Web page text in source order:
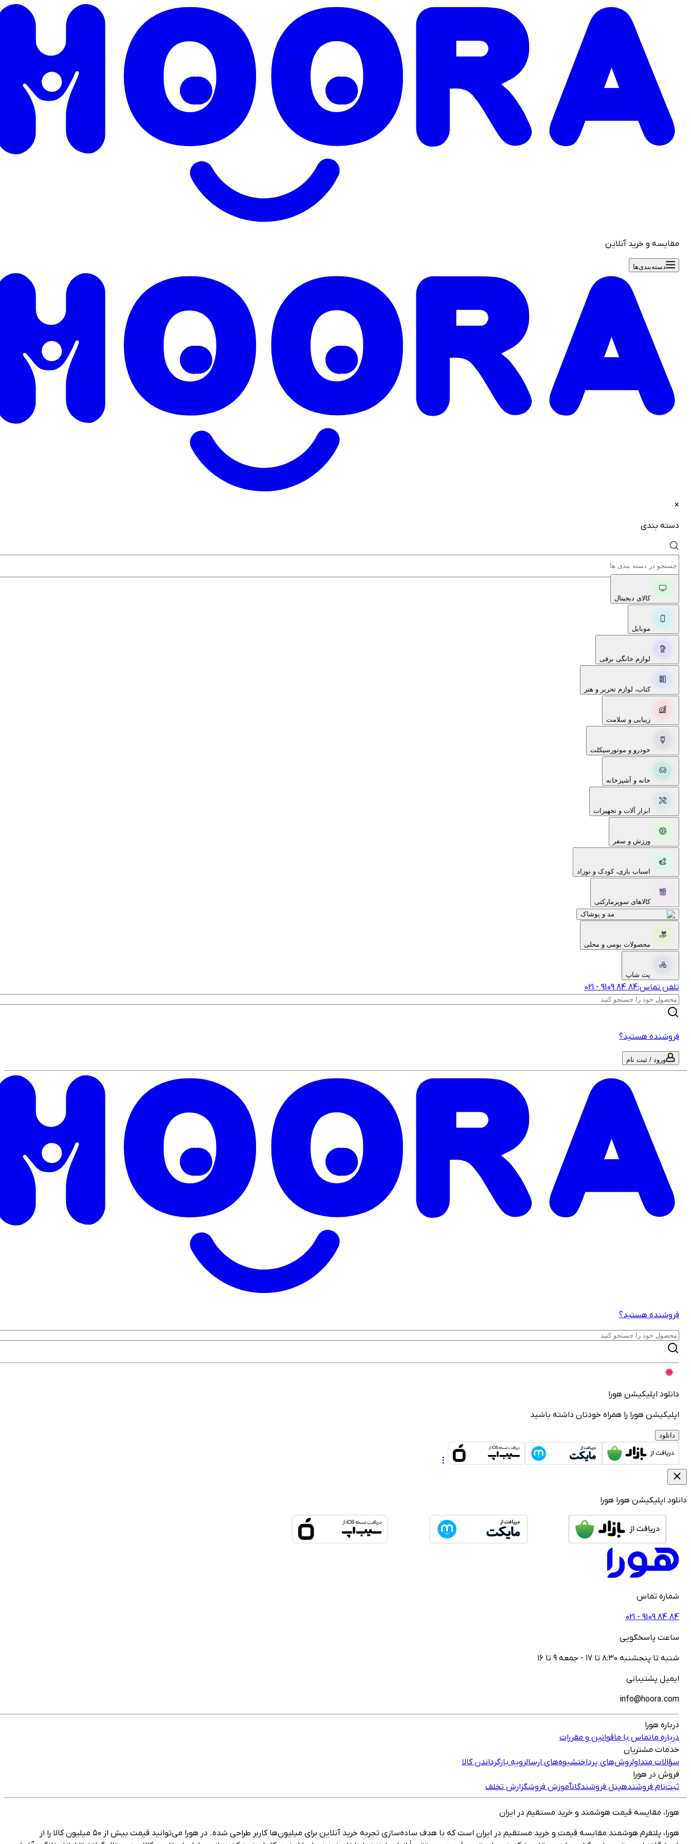
مقایسه و خرید آنلاین
دسته‌بندی‌ها
×
دسته بندی
کالای دیجیتال
موبایل
لوازم خانگی برقی
کتاب، لوازم تحریر و هنر
زیبایی و سلامت
خودرو و موتورسیکلت
خانه و آشپزخانه
ابزار آلات و تجهیزات
ورزش و سفر
اسباب بازی، کودک و نوزاد
کالاهای سوپرمارکتی
مد و پوشاک
محصولات بومی و محلی
پت شاپ
تلفن تماس: 021 - ‎9109‎ ‎84‎ ‎84‎
فروشنده هستید؟
ورود / ثبت نام
فروشنده هستید؟
دانلود اپلیکیشن هورا
اپلیکیشن هورا را همراه خودتان داشته باشید
دانلود
دانلود اپلیکیشن هورا هورا
شماره تماس
021 - ‎9109‎ ‎84‎ ‎84‎
ساعت پاسخگویی
شنبه تا پنجشنبه ۸:۳۰ تا ۱۷ - جمعه ۹ تا ۱۶
ایمیل پشتیبانی
info@hoora.com
درباره هورا
درباره ماتماس با ماقوانین و مقررات
خدمات مشتریان
سؤالات متداولروش‌های پرداختشیوه‌های ارسالرویه بازگرداندن کالا
فروش در هورا
ثبت‌نام فروشندهپنل فروشندگانآموزش فروشگزارش تخلف
هورا، مقایسه قیمت هوشمند و خرید مستقیم در ایران
هورا، پلتفرم هوشمند مقایسه قیمت و خرید مستقیم در ایران است که با هدف ساده‌سازی تجربه خرید آنلاین برای میلیون‌ها کاربر طراحی شده. در هورا می‌توانید قیمت بیش از ۵۰ میلیون کالا را از